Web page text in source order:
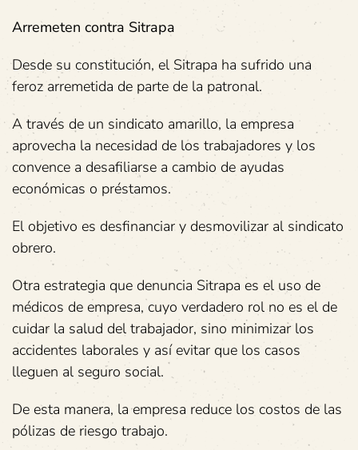
Arremeten contra Sitrapa
Desde su constitución, el Sitrapa ha sufrido una
feroz arremetida de parte de la patronal.
A través de un sindicato amarillo, la empresa
aprovecha la necesidad de los trabajadores y los
convence a desafiliarse a cambio de ayudas
económicas o préstamos.
El objetivo es desfinanciar y desmovilizar al sindicato
obrero.
Otra estrategia que denuncia Sitrapa es el uso de
médicos de empresa, cuyo verdadero rol no es el de
cuidar la salud del trabajador, sino minimizar los
accidentes laborales y así evitar que los casos
lleguen al seguro social.
De esta manera, la empresa reduce los costos de las
pólizas de riesgo trabajo.